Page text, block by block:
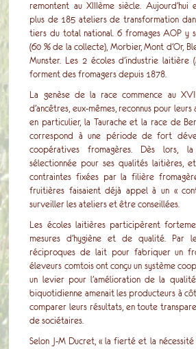
remontent au XIIIème siècle. Aujourd’hui
plus de 185 ateliers de transformation
tiers du total national. 6 fromages AOP y
(60 % de la collecte), Morbier, Mont d’Or,
Munster. Les 2 écoles d’industrie laitière
forment des fromagers depuis 1878.
La genèse de la race commence au
d’ancêtres, eux-mêmes, reconnus pour
en particulier, la Taurache et la race de
correspond à une période de fort
coopératives fromagères. Dès lors,
sélectionnée pour ses qualités laitières,
contraintes fixées par la filière
fruitières faisaient déjà appel à un «
surveiller les ateliers et être conseillées.
Les écoles laitières participèrent
mesures d’hygiène et de qualité. Par
réciproques de lait pour fabriquer un
éleveurs comtois ont conçu un système
un levier pour l’amélioration de la
biquotidienne amenait les producteurs à
comparer leurs résultats, en toute
de sociétaires.
Selon J-M Ducret, « la fierté et la